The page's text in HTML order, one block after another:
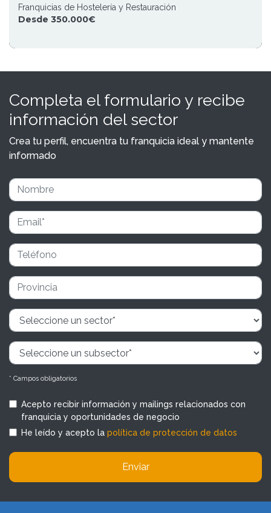
Franquicias de Hostelería y Restauración
Desde 350.000€
Completa el formulario y recibe
información del sector
Crea tu perfil, encuentra tu franquicia ideal y mantente
informado
* Campos obligatorios
Acepto recibir información y mailings relacionados con
franquicia y oportunidades de negocio
He leído y acepto la política de protección de datos
Enviar